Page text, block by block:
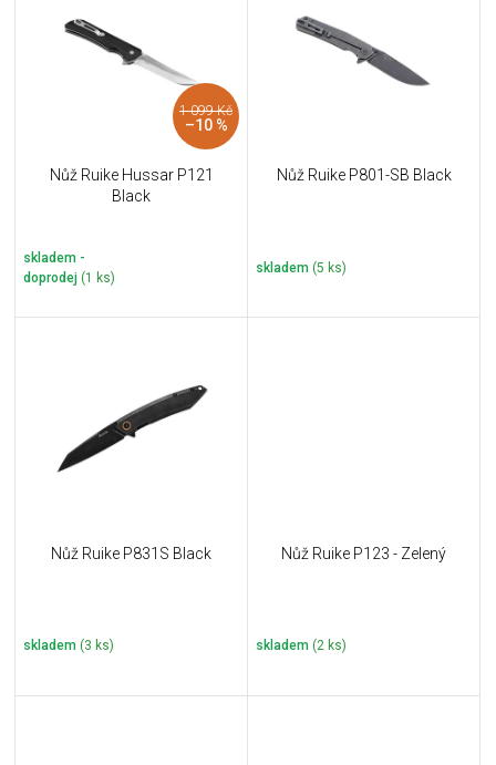
1 099 Kč
–10 %
Nůž Ruike Hussar P121
Black
skladem -
doprodej (1 ks)
Nůž Ruike P801-SB Black
skladem (5 ks)
Nůž Ruike P831S Black
skladem (3 ks)
Nůž Ruike P123 - Zelený
skladem (2 ks)